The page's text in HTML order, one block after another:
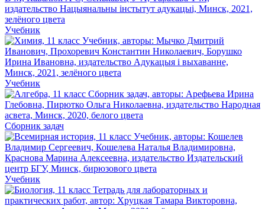
Учебник
Учебник
Сборник задач
Учебник